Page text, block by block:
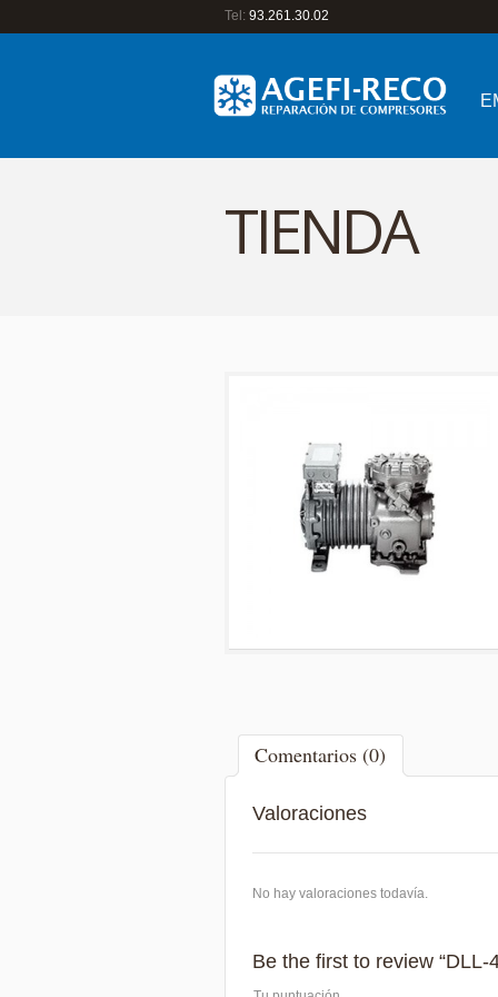
Tel: 93.261.30.02
TIENDA
Comentarios (0)
Valoraciones
No hay valoraciones todavía.
Be the first to review “DLL-